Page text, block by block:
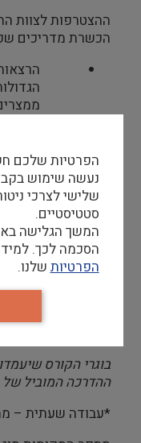
ההצטרפות לצוות
הכשרת מדריכים
פיתוח
הדרכה
העמקה
מועדי הקורס:– 3.9.26
בוגרי הקורס
ההדרכה המוביל של
*עבודה שעתית –
הפרטיות שלכם
שלישי לצרכי
סטטיסטיים.
המשך הגלישה
הסכמה לכך.
הפרטיותשלנו.